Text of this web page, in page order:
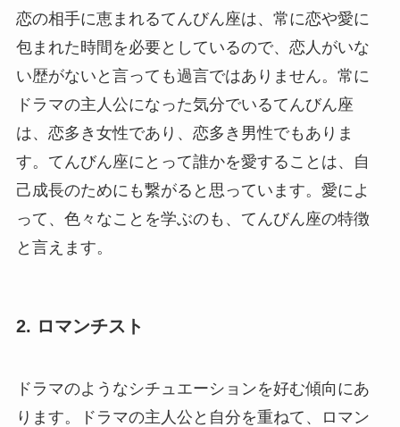
恋の相手に恵まれるてんびん座は、常に恋や愛に
包まれた時間を必要としているので、恋人がいな
い歴がないと言っても過言ではありません。常に
ドラマの主人公になった気分でいるてんびん座
は、恋多き女性であり、恋多き男性でもありま
す。てんびん座にとって誰かを愛することは、自
己成長のためにも繋がると思っています。愛によ
って、色々なことを学ぶのも、てんびん座の特徴
と言えます。
2. ロマンチスト
ドラマのようなシチュエーションを好む傾向にあ
ります。ドラマの主人公と自分を重ねて、ロマン